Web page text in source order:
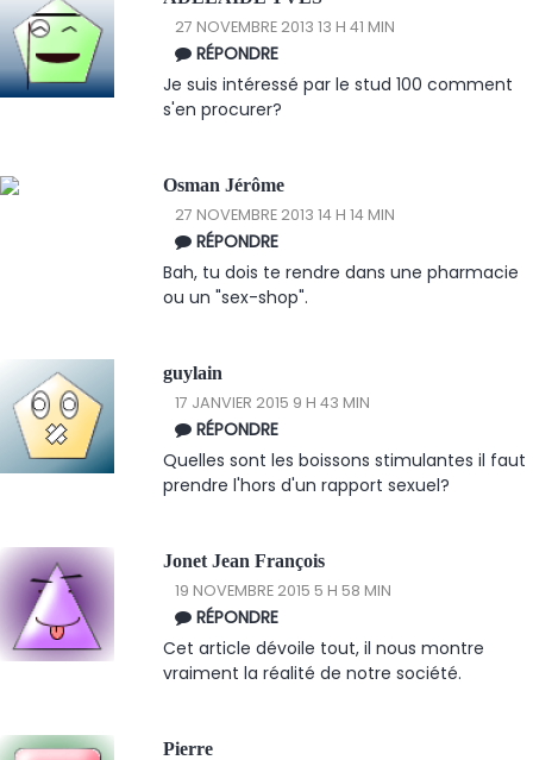
27 NOVEMBRE 2013 13 H 41 MIN
RÉPONDRE
Je suis intéressé par le stud 100 comment
s'en procurer?
Osman Jérôme
27 NOVEMBRE 2013 14 H 14 MIN
RÉPONDRE
Bah, tu dois te rendre dans une pharmacie
ou un "sex-shop".
guylain
17 JANVIER 2015 9 H 43 MIN
RÉPONDRE
Quelles sont les boissons stimulantes il faut
prendre l'hors d'un rapport sexuel?
Jonet Jean François
19 NOVEMBRE 2015 5 H 58 MIN
RÉPONDRE
Cet article dévoile tout, il nous montre
vraiment la réalité de notre société.
Pierre